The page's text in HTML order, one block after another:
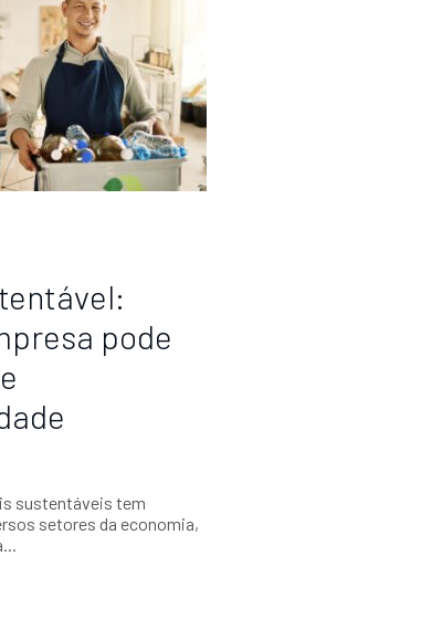
pode
sustentáveis tem
setores da economia,